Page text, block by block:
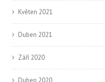
Květen 2021
Duben 2021
Září 2020
Duben 2020